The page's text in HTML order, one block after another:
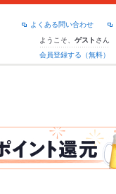
よくある問い合わせ
ようこそ、 ゲスト さん
会員登録する（無料）